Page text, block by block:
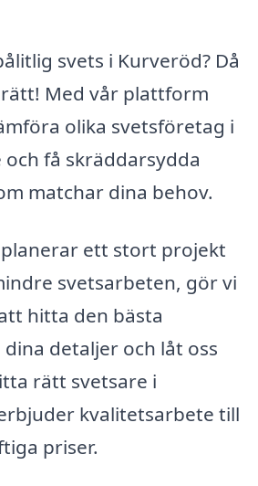
svets i Kurveröd? Då
Med vår plattform
olika svetsföretag i
få skräddarsydda
matchar dina behov.
ett stort projekt
svetsarbeten, gör vi
hitta den bästa
dina detaljer och låt oss
rätt svetsare i
kvalitetsarbete till
priser.